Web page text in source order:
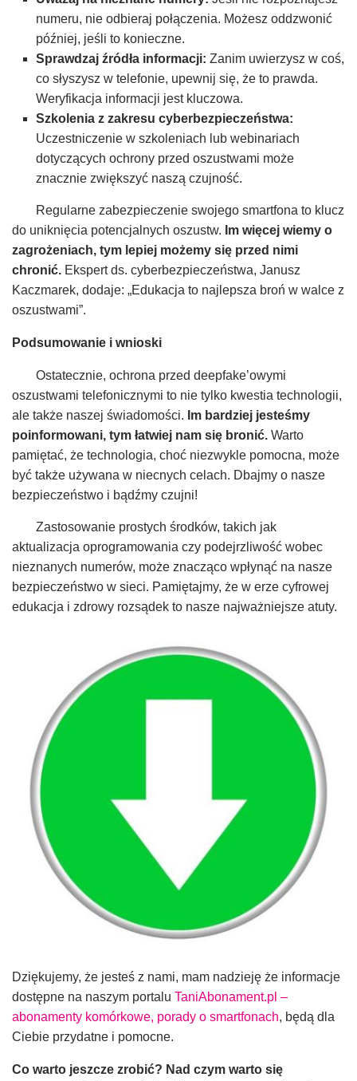
numeru, nie odbieraj połączenia. Możesz oddzwonić
później, jeśli to konieczne.
Sprawdzaj źródła informacji: Zanim uwierzysz w coś,
co słyszysz w telefonie, upewnij się, że to prawda.
Weryfikacja informacji jest kluczowa.
Szkolenia z zakresu cyberbezpieczeństwa:
Uczestniczenie w szkoleniach lub webinariach
dotyczących ochrony przed oszustwami może
znacznie zwiększyć naszą czujność.
Regularne zabezpieczenie swojego smartfona to klucz
do uniknięcia potencjalnych oszustw. Im więcej wiemy o
zagrożeniach, tym lepiej możemy się przed nimi
chronić. Ekspert ds. cyberbezpieczeństwa, Janusz
Kaczmarek, dodaje: „Edukacja to najlepsza broń w walce z
oszustwami”.
Podsumowanie i wnioski
Ostatecznie, ochrona przed deepfake’owymi
oszustwami telefonicznymi to nie tylko kwestia technologii,
ale także naszej świadomości. Im bardziej jesteśmy
poinformowani, tym łatwiej nam się bronić. Warto
pamiętać, że technologia, choć niezwykle pomocna, może
być także używana w niecnych celach. Dbajmy o nasze
bezpieczeństwo i bądźmy czujni!
Zastosowanie prostych środków, takich jak
aktualizacja oprogramowania czy podejrzliwość wobec
nieznanych numerów, może znacząco wpłynąć na nasze
bezpieczeństwo w sieci. Pamiętajmy, że w erze cyfrowej
edukacja i zdrowy rozsądek to nasze najważniejsze atuty.
Dziękujemy, że jesteś z nami, mam nadzieję że informacje
dostępne na naszym portalu TaniAbonament.pl –
abonamenty komórkowe, porady o smartfonach, będą dla
Ciebie przydatne i pomocne.
Co warto jeszcze zrobić? Nad czym warto się